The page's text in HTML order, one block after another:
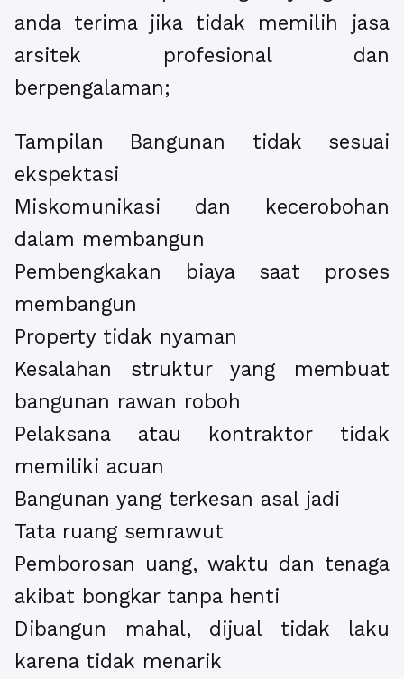
anda terima jika tidak memilih jasa
arsitek profesional dan
berpengalaman;
Tampilan Bangunan tidak sesuai
ekspektasi
Miskomunikasi dan kecerobohan
dalam membangun
Pembengkakan biaya saat proses
membangun
Property tidak nyaman
Kesalahan struktur yang membuat
bangunan rawan roboh
Pelaksana atau kontraktor tidak
memiliki acuan
Bangunan yang terkesan asal jadi
Tata ruang semrawut
Pemborosan uang, waktu dan tenaga
akibat bongkar tanpa henti
Dibangun mahal, dijual tidak laku
karena tidak menarik